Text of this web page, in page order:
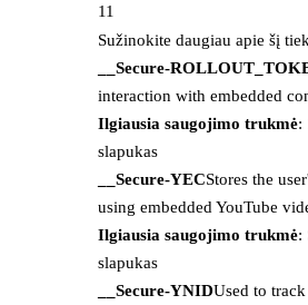
11
Sužinokite daugiau apie šį
__Secure-
interaction with embedded
Ilgiausia saugojimo trukmė:
slapukas
__Secure-YECStores the
using embedded YouTube
Ilgiausia saugojimo trukmė:
slapukas
__Secure-YNIDUsed to